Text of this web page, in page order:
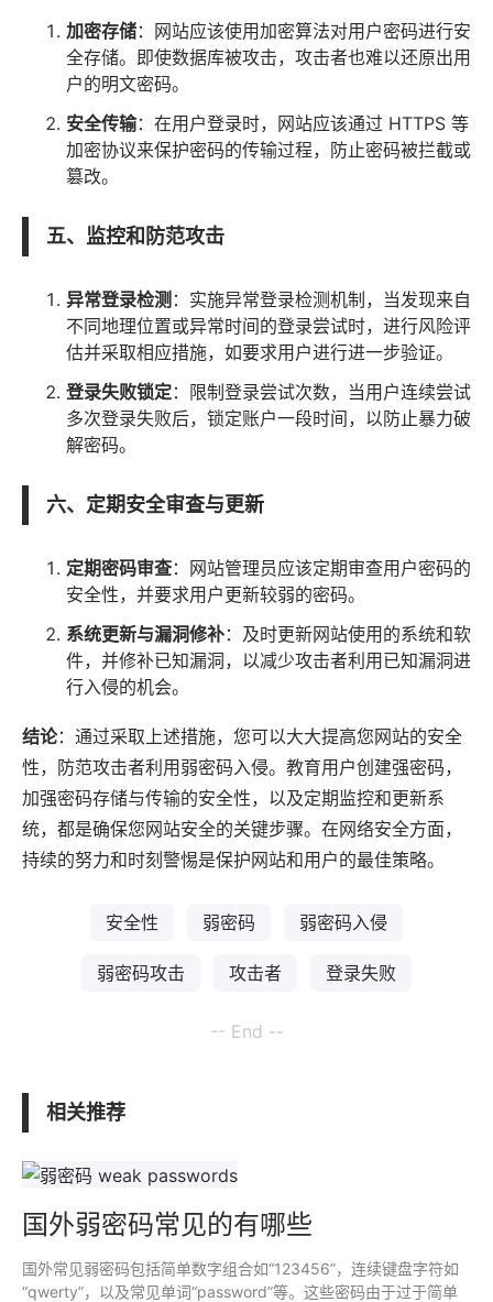
加密存储：网站应该使用加密算法对用户密码进行安
全存储。即使数据库被攻击，攻击者也难以还原出用
户的明文密码。
安全传输：在用户登录时，网站应该通过 HTTPS 等
加密协议来保护密码的传输过程，防止密码被拦截或
篡改。
五、监控和防范攻击
异常登录检测 ：实施异常登录检测机制，当发现来自
不同地理位置或异常时间的登录尝试时，进行风险评
估并采取相应措施，如要求用户进行进一步验证。
登录失败锁定：限制登录尝试次数，当用户连续尝试
多次登录失败后，锁定账户一段时间，以防止暴力破
解密码。
六、定期安全审查与更新
定期密码审查：网站管理员应该定期审查用户密码的
安全性，并要求用户更新较弱的密码。
系统更新与漏洞修补：及时更新网站使用的系统和软
件，并修补已知漏洞，以减少攻击者利用已知漏洞进
行入侵的机会。
结论：通过采取上述措施，您可以大大提高您网站的安全
性，防范攻击者利用弱密码入侵。教育用户创建强密码，
加强密码存储与传输的安全性，以及定期监控和更新系
统，都是确保您网站安全的关键步骤。在网络安全方面，
持续的努力和时刻警惕是保护网站和用户的最佳策略。
安全性 弱密码 弱密码入侵
弱密码攻击 攻击者 登录失败
-- End --
相关推荐
国外弱密码常见的有哪些
国外常见弱密码包括简单数字组合如“123456”，连续键盘字符如
“qwerty”，以及常见单词“password”等。这些密码由于过于简单